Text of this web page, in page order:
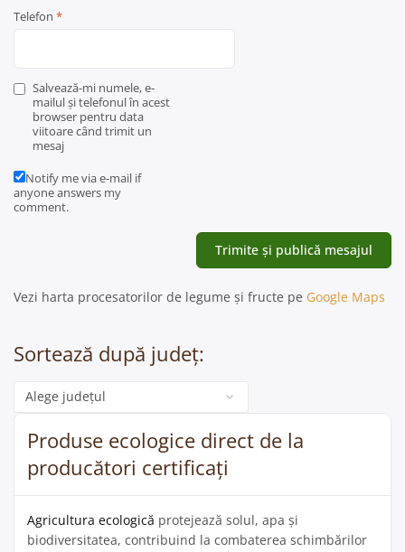
Telefon *
Salvează-mi numele, e-
mailul și telefonul în acest
browser pentru data
viitoare când trimit un
mesaj
Notify me via e-mail if
anyone answers my
comment.
Vezi harta procesatorilor de legume și fructe pe Google Maps
Sortează după județ:
Categorie
Produse ecologice direct de la
producători certificați
Agricultura ecologică protejează solul, apa și
biodiversitatea, contribuind la combaterea schimbărilor